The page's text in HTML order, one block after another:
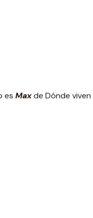
es Maxde Dónde viven